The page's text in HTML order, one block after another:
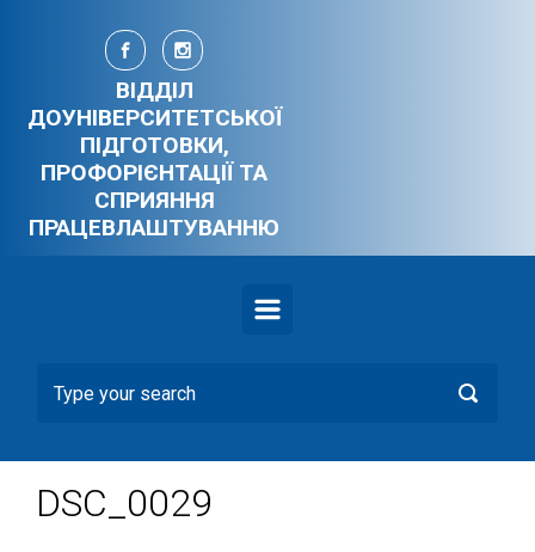
Skip to main content
ВІДДІЛ
ДОУНІВЕРСИТЕТСЬКОЇ
ПІДГОТОВКИ,
ПРОФОРІЄНТАЦІЇ ТА
СПРИЯННЯ
ПРАЦЕВЛАШТУВАННЮ
DSC_0029